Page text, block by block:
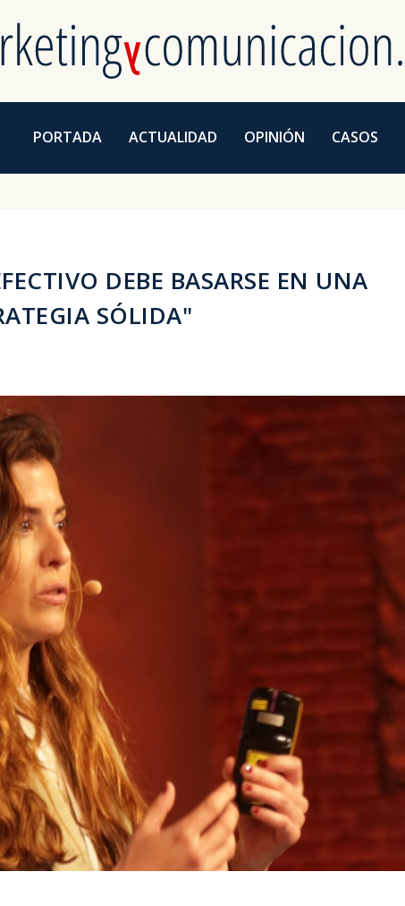
PORTADA ACTUALIDAD OPINIÓN CASOS
DEBE BASARSE EN UNA
SÓLIDA"